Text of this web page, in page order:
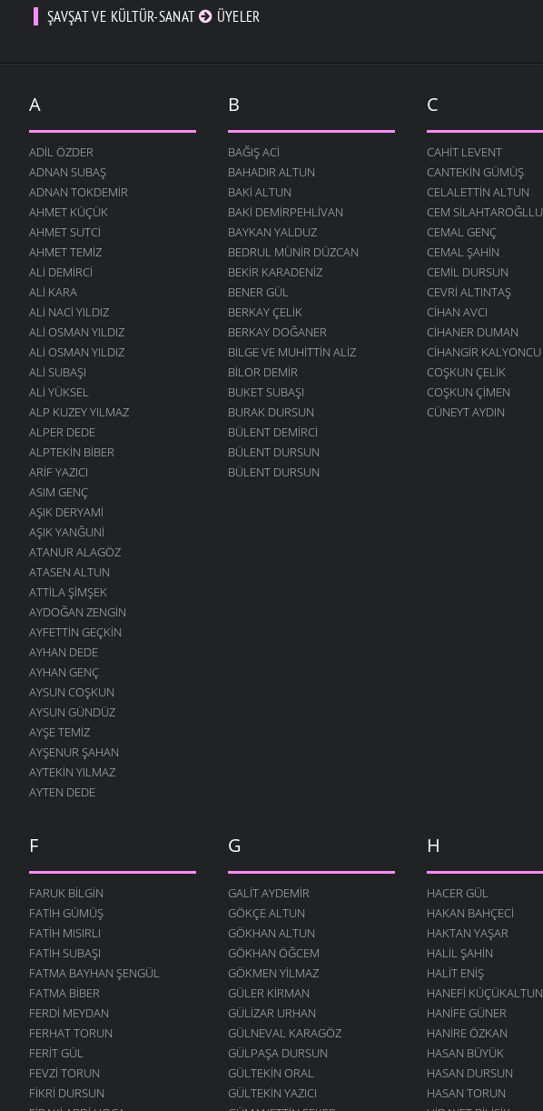
ŞAVŞAT VE KÜLTÜR-SANAT ÜYELER
A
ADIL ÖZDER
ADNAN SUBAŞ
ADNAN TOKDEMIR
AHMET KÜÇÜK
AHMET SUTCI
AHMET TEMIZ
ALI DEMIRCI
ALI KARA
ALI NACI YILDIZ
ALI OSMAN YILDIZ
ALI OSMAN YILDIZ
ALI SUBAŞI
ALI YÜKSEL
ALP KUZEY YILMAZ
ALPER DEDE
ALPTEKIN BIBER
ARIF YAZICI
ASIM GENÇ
AŞIK DERYAMI
AŞIK YANĞUNI
ATANUR ALAGÖZ
ATASEN ALTUN
ATTILA ŞIMŞEK
AYDOĞAN ZENGIN
AYFETTIN GEÇKIN
AYHAN DEDE
AYHAN GENÇ
AYSUN COŞKUN
AYSUN GÜNDÜZ
AYŞE TEMIZ
AYŞENUR ŞAHAN
AYTEKIN YILMAZ
AYTEN DEDE
B
BAĞIŞ ACI
BAHADIR ALTUN
BAKI ALTUN
BAKI DEMIRPEHLIVAN
BAYKAN YALDUZ
BEDRUL MÜNIR DÜZCAN
BEKIR KARADENIZ
BENER GÜL
BERKAY ÇELIK
BERKAY DOĞANER
BILGE VE MUHITTIN ALIZ
BILOR DEMIR
BUKET SUBAŞI
BURAK DURSUN
BÜLENT DEMIRCI
BÜLENT DURSUN
BÜLENT DURSUN
C
CAHIT LEVENT
CANTEKIN GÜMÜŞ
CELALETTIN ALTUN
CEM SILAHTAROĞLLU
CEMAL GENÇ
CEMAL ŞAHIN
CEMIL DURSUN
CEVRI ALTINTAŞ
CIHAN AVCI
CIHANER DUMAN
CIHANGIR KALYONCU
COŞKUN ÇELIK
COŞKUN ÇIMEN
CÜNEYT AYDIN
F
FARUK BILGIN
FATIH GÜMÜŞ
FATIH MISIRLI
FATIH SUBAŞI
FATMA BAYHAN ŞENGÜL
FATMA BIBER
FERDI MEYDAN
FERHAT TORUN
FERIT GÜL
FEVZI TORUN
FIKRI DURSUN
G
GALIT AYDEMIR
GÖKÇE ALTUN
GÖKHAN ALTUN
GÖKHAN ÖĞCEM
GÖKMEN YILMAZ
GÜLER KIRMAN
GÜLIZAR URHAN
GÜLNEVAL KARAGÖZ
GÜLPAŞA DURSUN
GÜLTEKIN ORAL
GÜLTEKIN YAZICI
H
HACER GÜL
HAKAN BAHÇECI
HAKTAN YAŞAR
HALIL ŞAHIN
HALIT ENIŞ
HANEFI KÜÇÜKALTUN
HANIFE GÜNER
HANIRE ÖZKAN
HASAN BÜYÜK
HASAN DURSUN
HASAN TORUN